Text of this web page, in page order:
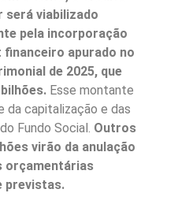
será viabilizado
pela incorporação
financeiro apurado no
de 2025, que
Esse montante
da capitalização e das
Fundo Social. Outros
virão da anulação
orçamentárias
previstas.